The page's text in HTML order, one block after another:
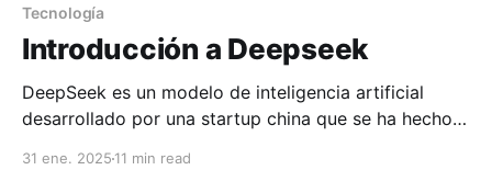
Tecnología
Introducción a Deepseek
DeepSeek es un modelo de inteligencia artificial
desarrollado por una startup china que se ha hecho
31 ene. 2025 11 min read